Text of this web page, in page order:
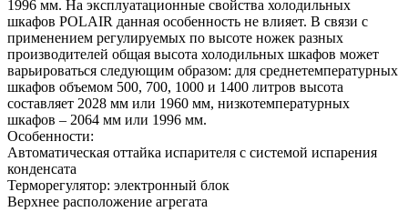
1996 мм. На эксплуатационные свойства холодильных
шкафов POLAIR данная особенность не влияет. В связи с
применением регулируемых по высоте ножек разных
производителей общая высота холодильных шкафов может
варьироваться следующим образом: для среднетемпературных
шкафов объемом 500, 700, 1000 и 1400 литров высота
составляет 2028 мм или 1960 мм, низкотемпературных
шкафов – 2064 мм или 1996 мм.
Особенности:
Автоматическая оттайка испарителя с системой испарения
конденсата
Терморегулятор: электронный блок
Верхнее расположение агрегата